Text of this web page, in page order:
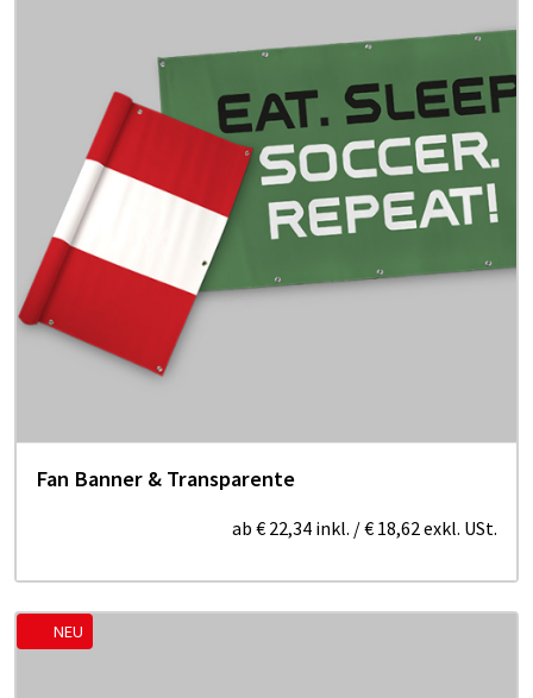
Fan Banner & Transparente
ab € 22,34 inkl. /€ 18,62exkl. USt.
NEU